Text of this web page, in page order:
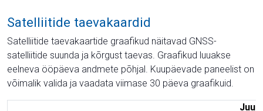
Satelliitide taevakaardid
Satelliitide taevakaartide graafikud näitavad GNSS-
satelliitide suunda ja kõrgust taevas. Graafikud luuakse
eelneva ööpäeva andmete põhjal. Kuupäevade paneelist on
võimalik valida ja vaadata viimase 30 päeva graafikuid.
Juuli